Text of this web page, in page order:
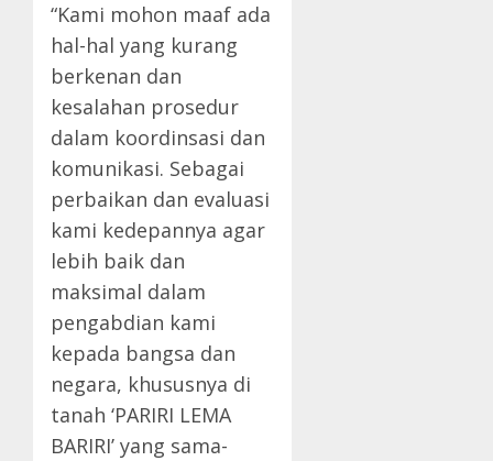
“Kami mohon maaf ada
hal-hal yang kurang
berkenan dan
kesalahan prosedur
dalam koordinsasi dan
komunikasi. Sebagai
perbaikan dan evaluasi
kami kedepannya agar
lebih baik dan
maksimal dalam
pengabdian kami
kepada bangsa dan
negara, khususnya di
tanah ‘PARIRI LEMA
BARIRI’ yang sama-